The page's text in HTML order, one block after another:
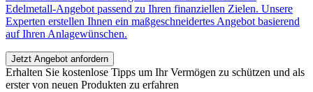
Edelmetall-Angebot passend zu Ihren finanziellen Zielen. Unsere
Experten erstellen Ihnen ein maßgeschneidertes Angebot basierend
auf Ihren Anlagewünschen.
Jetzt Angebot anfordern
Erhalten Sie kostenlose Tipps um Ihr Vermögen zu schützen und als
erster von neuen Produkten zu erfahren